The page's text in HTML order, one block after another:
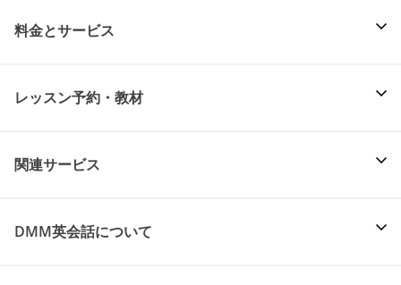
料金とサービス
レッスン予約・教材
関連サービス
DMM英会話について